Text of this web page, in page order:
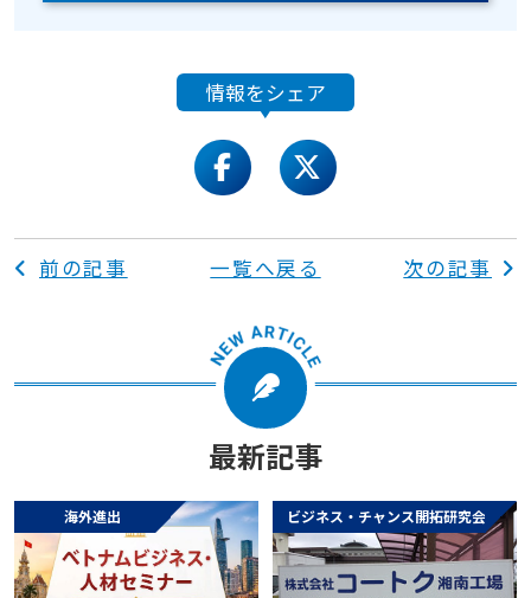
情報をシェア
facebooktwitter
前の記事 一覧へ戻る 次の記事
最新記事
海外進出 ビジネス・チャンス開拓研究会